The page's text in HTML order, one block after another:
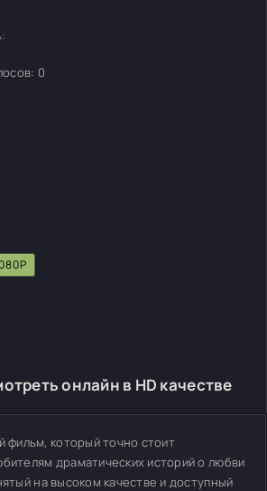
0
онлайн в HD качестве
фильм, который точно стоит
драматических историй о любви
на высоком качестве и доступный